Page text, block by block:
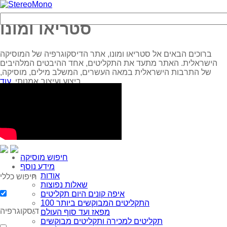
סטריאו ומונו
ברוכים הבאים אל סטריאו ומונו, אתר הדיסקוגרפיה של המוסיקה
הישראלית. האתר מתעד את התקליטים, אחד ההיבטים המלהיבים
של התרבות הישראלית במאה העשרים, המשלב מילים, מוסיקה,
ביצוע ועיצוב אמנותי.עוד...
חיפוש מוסיקה
מידע נוסף
אודות
שאלות נפוצות
איפה קונים היום תקליטים
100 התקליטים המבוקשים ביותר
מפאז ועד סוף העולם
תקליטים למכירה ותקליטים מבוקשים
חיפוש כללי
דיסקוגרפיה